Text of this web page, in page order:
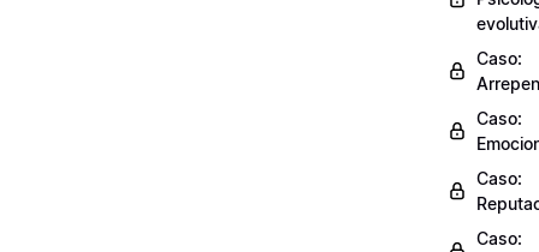
Caso:
Caso:
Caso:
Caso: